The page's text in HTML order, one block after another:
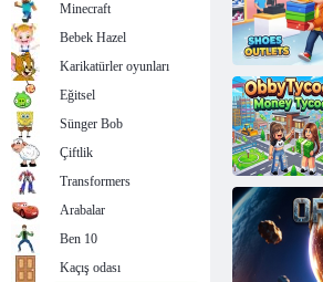
Ayakkabı
Para Kralı
Minecraft
Bebek Hazel
Karikatürler oyunları
Eğitsel
Sünger Bob
Çiftlik
Transformers
Arabalar
Ben 10
Kaçış odası